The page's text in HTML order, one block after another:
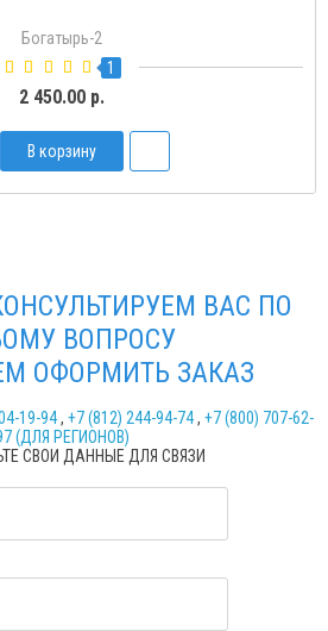
Богатырь-Д
2
1 500.00 р.
ВАС ПО
ВОПРОСУ
ОФОРМИТЬ ЗАКАЗ
19-94, +7 (812) 244-94-74, +7 (800) 707-62-
(ДЛЯ РЕГИОНОВ)
СВОИ ДАННЫЕ ДЛЯ СВЯЗИ